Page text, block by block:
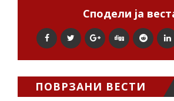
Сподели ја
ПОВРЗАНИ ВЕСТИ